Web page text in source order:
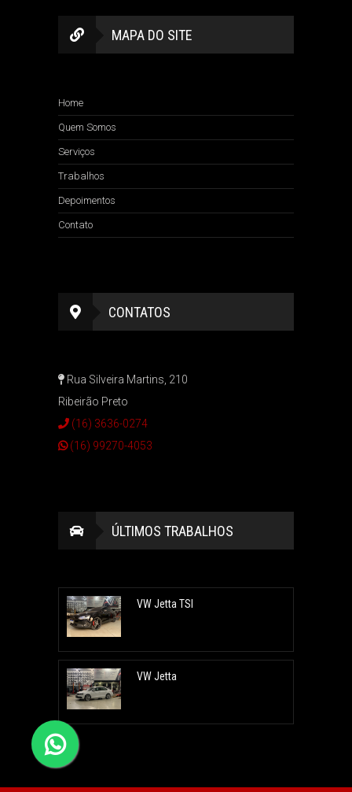
MAPA DO SITE
Home
Quem Somos
Serviços
Trabalhos
Depoimentos
Contato
CONTATOS
Rua Silveira Martins, 210
Ribeirão Preto
(16) 3636-0274
(16) 99270-4053
ÚLTIMOS TRABALHOS
VW Jetta TSI
VW Jetta